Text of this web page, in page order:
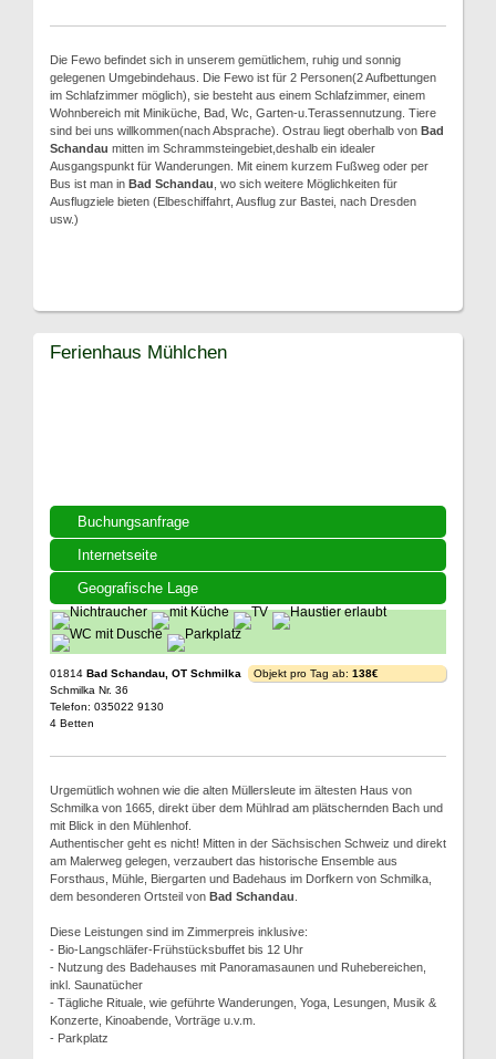
Die Fewo befindet sich in unserem gemütlichem, ruhig und sonnig
gelegenen Umgebindehaus. Die Fewo ist für 2 Personen(2 Aufbettungen
im Schlafzimmer möglich), sie besteht aus einem Schlafzimmer, einem
Wohnbereich mit Miniküche, Bad, Wc, Garten-u.Terassennutzung. Tiere
sind bei uns willkommen(nach Absprache). Ostrau liegt oberhalb von Bad
Schandau mitten im Schrammsteingebiet,deshalb ein idealer
Ausgangspunkt für Wanderungen. Mit einem kurzem Fußweg oder per
Bus ist man in Bad Schandau , wo sich weitere Möglichkeiten für
Ausflugziele bieten (Elbeschiffahrt, Ausflug zur Bastei, nach Dresden
usw.)
Buchungsanfrage
Internetseite
Geografische Lage
Ferienhaus Mühlchen
01814 Bad Schandau, OT Schmilka
Schmilka Nr. 36
Telefon: 035022 9130
4 Betten
Objekt pro Tag ab: 138€
Urgemütlich wohnen wie die alten Müllersleute im ältesten Haus von
Schmilka von 1665, direkt über dem Mühlrad am plätschernden Bach und
mit Blick in den Mühlenhof.
Authentischer geht es nicht! Mitten in der Sächsischen Schweiz und direkt
am Malerweg gelegen, verzaubert das historische Ensemble aus
Forsthaus, Mühle, Biergarten und Badehaus im Dorfkern von Schmilka,
dem besonderen Ortsteil von Bad Schandau
Diese Leistungen sind im Zimmerpreis inklusive:
- Bio-Langschläfer-Frühstücksbuffet bis 12 Uhr
- Nutzung des Badehauses mit Panoramasaunen und Ruhebereichen,
inkl. Saunatücher
- Tägliche Rituale, wie geführte Wanderungen, Yoga, Lesungen, Musik &
Konzerte, Kinoabende, Vorträge u.v.m.
- Parkplatz